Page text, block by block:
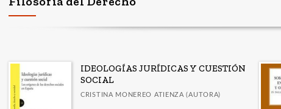
IDEOLOGÍAS JURÍDICAS Y CUESTIÓN
SOCIAL
CRISTINA MONEREO ATIENZA (AUTORA)